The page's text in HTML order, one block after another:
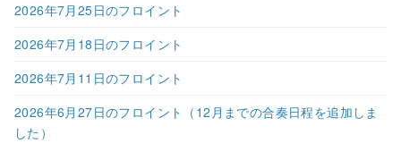
2026年7月25日のフロイント
2026年7月18日のフロイント
2026年7月11日のフロイント
2026年6月27日のフロイント（12月までの合奏日程を追加しま
した）